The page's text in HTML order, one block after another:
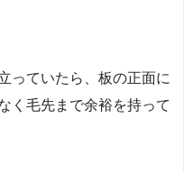
っていたら、板の正面に
く毛先まで余裕を持って